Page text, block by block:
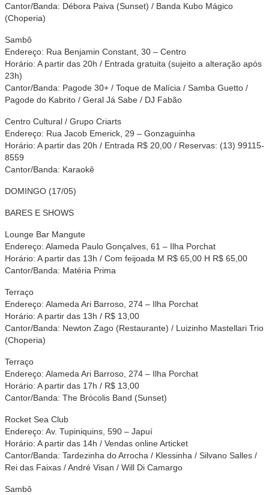
Cantor/Banda: Débora Paiva (Sunset) / Banda Kubo Mágico
(Choperia)
Sambô
Endereço: Rua Benjamin Constant, 30 – Centro
Horário: A partir das 20h / Entrada gratuita (sujeito a alteração após
23h)
Cantor/Banda: Pagode 30+ / Toque de Malícia / Samba Guetto /
Pagode do Kabrito / Geral Já Sabe / DJ Fabão
Centro Cultural / Grupo Criarts
Endereço: Rua Jacob Emerick, 29 – Gonzaguinha
Horário: A partir das 20h / Entrada R$ 20,00 / Reservas: (13) 99115-
8559
Cantor/Banda: Karaokê
DOMINGO (17/05)
BARES E SHOWS
Lounge Bar Mangute
Endereço: Alameda Paulo Gonçalves, 61 – Ilha Porchat
Horário: A partir das 13h / Com feijoada M R$ 65,00 H R$ 65,00
Cantor/Banda: Matéria Prima
Terraço
Endereço: Alameda Ari Barroso, 274 – Ilha Porchat
Horário: A partir das 13h / R$ 13,00
Cantor/Banda: Newton Zago (Restaurante) / Luizinho Mastellari Trio
(Choperia)
Terraço
Endereço: Alameda Ari Barroso, 274 – Ilha Porchat
Horário: A partir das 17h / R$ 13,00
Cantor/Banda: The Brócolis Band (Sunset)
Rocket Sea Club
Endereço: Av. Tupiniquins, 590 – Japuí
Horário: A partir das 14h / Vendas online Articket
Cantor/Banda: Tardezinha do Arrocha / Klessinha / Silvano Salles /
Rei das Faixas / André Visan / Will Di Camargo
Sambô